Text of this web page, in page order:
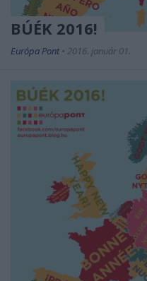
BÚÉK 2016!
Európa Pont • 2016. január 01.